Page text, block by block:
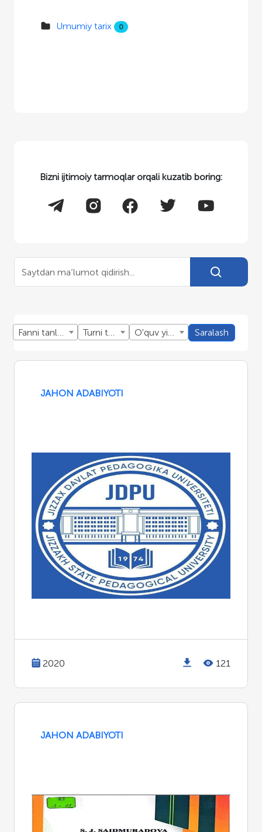
Umumiy tarix 0
Bizni ijtimoiy tarmoqlar orqali kuzatib boring:
Fanni tanlang Turni tanlang O'quv yillini tanlang Saralash
JAHON ADABIYOTI
2020 121
JAHON ADABIYOTI